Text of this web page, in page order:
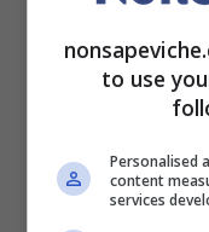
protettivacontro i
alle sue proprietà
antinfiammatorie,
LEGGI ANCHE:
to use
Personalised
content
services